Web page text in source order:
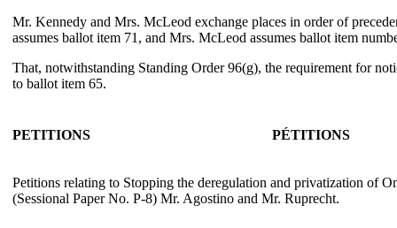
Mr. Kennedy and Mrs. McLeod exchange places in order of
assumes ballot item 71, and Mrs. McLeod assumes ballot item
That, notwithstanding Standing Order 96(g), the requirement for
to ballot item 65.
PETITIONS PÉTITIONS
Petitions relating to Stopping the deregulation and privatization of
(Sessional Paper No. P-8) Mr. Agostino and Mr. Ruprecht.